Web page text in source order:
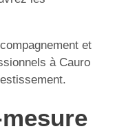
et
à Cauro